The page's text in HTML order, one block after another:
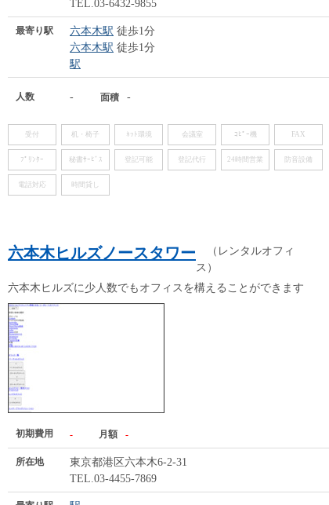
TEL.03-6432-9855
最寄り駅 六本木駅 徒歩1分
六本木駅 徒歩1分
駅
人数 - 面積 -
受付 机・椅子 ﾈｯﾄ環境 会議室 ｺﾋﾟｰ機 FAX
ﾌﾟﾘﾝﾀｰ 秘書ｻｰﾋﾞｽ 登記可能 登記代行 24時間営業 防音設備
電話対応 時間貸し
六本木ヒルズノースタワー （レンタルオフィ
ス）
六本木ヒルズに少人数でもオフィスを構えることができます
初期費用 - 月額 -
所在地
東京都港区六本木6-2-31
TEL.03-4455-7869